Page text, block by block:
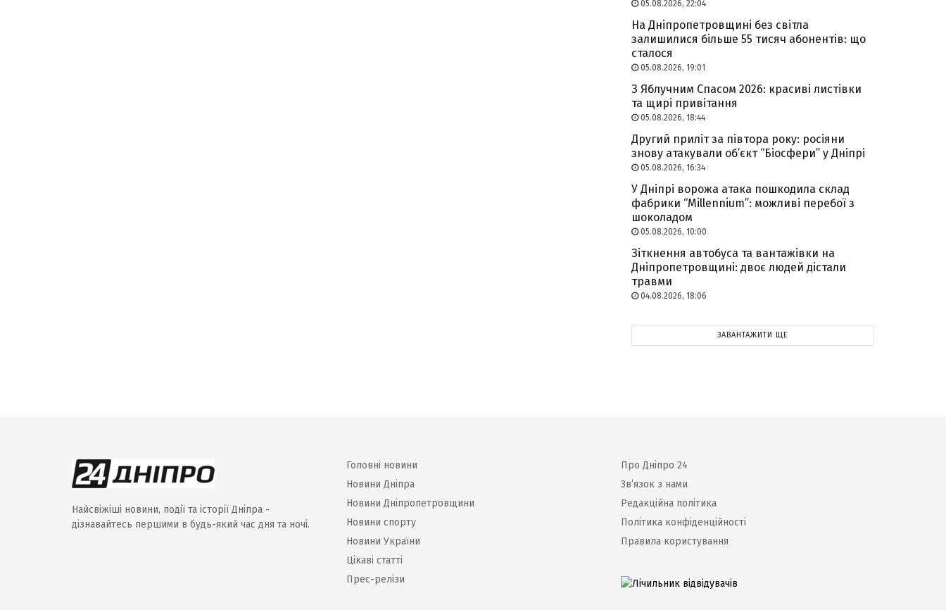
05.08.2026, 22:04
На Дніпропетровщині без світла
залишилися більше 55 тисяч абонентів: що
сталося
05.08.2026, 19:01
З Яблучним Спасом 2026: красиві листівки
та щирі привітання
05.08.2026, 18:44
Другий приліт за півтора року: росіяни
знову атакували об’єкт “Біосфери” у Дніпрі
05.08.2026, 16:34
У Дніпрі ворожа атака пошкодила склад
фабрики “Millennium”: можливі перебої з
шоколадом
05.08.2026, 10:00
Зіткнення автобуса та вантажівки на
Дніпропетровщині: двоє людей дістали
травми
04.08.2026, 18:06
ЗАВАНТАЖИТИ ЩЕ
Найсвіжіші новини, події та історії Дніпра -
дізнавайтесь першими в будь-який час дня та ночі.
Головні новини
Новини Дніпра
Новини Дніпропетровщини
Новини спорту
Новини України
Цікаві статті
Прес-релізи
Про Дніпро 24
Зв’язок з нами
Редакційна політика
Політика конфіденційності
Правила користування